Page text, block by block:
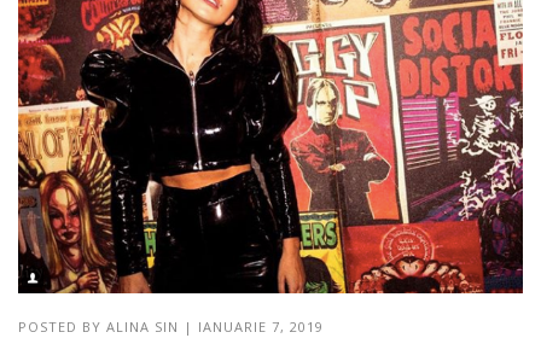
POSTED BY ALINA SIN | IANUARIE 7, 2019